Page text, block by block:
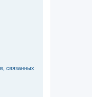
связанных